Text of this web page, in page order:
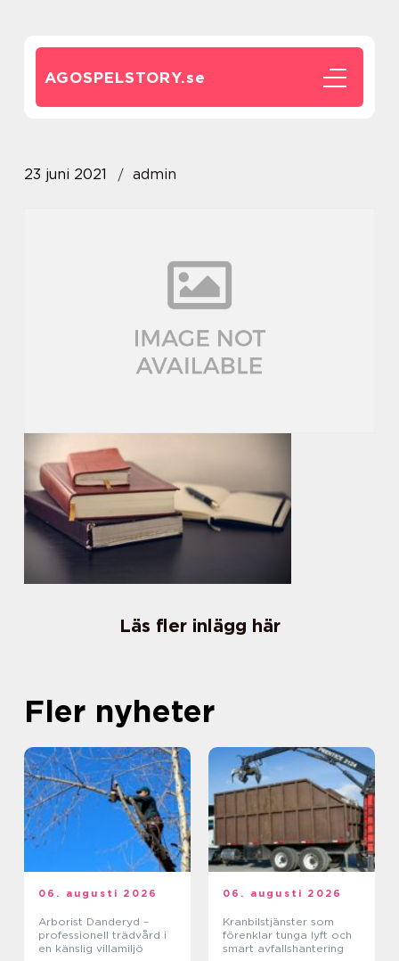
AGOSPELSTORY.se
23 juni 2021 admin
Läs fler inlägg här
Fler nyheter
06. augusti 2026
Arborist Danderyd –
professionell trädvård i
en känslig villamiljö
06. augusti 2026
Kranbilstjänster som
förenklar tunga lyft och
smart avfallshantering